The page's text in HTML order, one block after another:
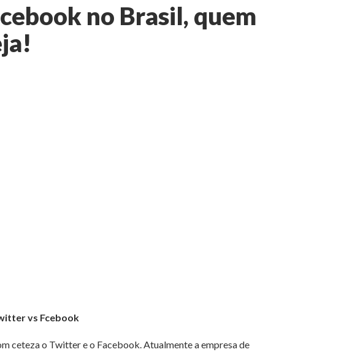
no Brasil, quem
vs Fcebook
ceteza o Twitter e o Facebook. Atualmente a empresa de